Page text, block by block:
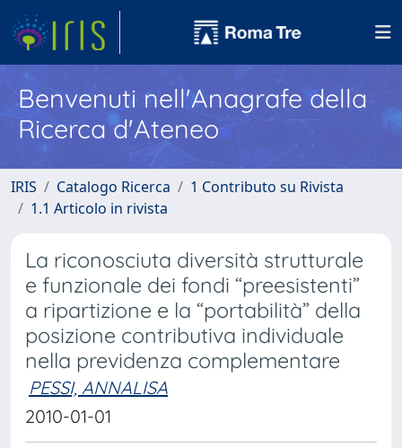
Benvenuti nell'Anagrafe della
Ricerca d'Ateneo
IRIS Catalogo Ricerca
1 Contributo su Rivista
1.1 Articolo in rivista
La riconosciuta diversità strutturale
e funzionale dei fondi “preesistenti”
a ripartizione e la “portabilità” della
posizione contributiva individuale
nella previdenza complementare
PESSI, ANNALISA
2010-01-01